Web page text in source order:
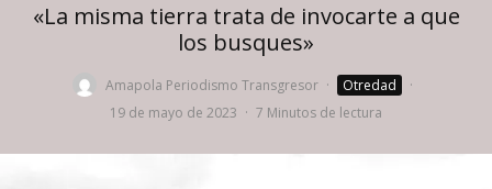
«La misma tierra trata de invocarte a que
los busques»
Amapola Periodismo Transgresor · Otredad
·
19 de mayo de 2023 · 7 Minutos de lectura